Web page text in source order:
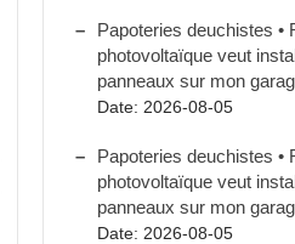
Papoteries deuchistes •
photovoltaïque veut
panneaux sur mon
Date: 2026-08-05
Papoteries deuchistes •
photovoltaïque veut
panneaux sur mon
Date: 2026-08-05